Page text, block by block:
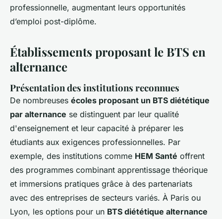
professionnelle, augmentant leurs opportunités
d’emploi post-diplôme.
Établissements proposant le BTS en
alternance
Présentation des institutions reconnues
De nombreuses écoles proposant un BTS diététique
par alternance se distinguent par leur qualité
d'enseignement et leur capacité à préparer les
étudiants aux exigences professionnelles. Par
exemple, des institutions comme HEM Santé offrent
des programmes combinant apprentissage théorique
et immersions pratiques grâce à des partenariats
avec des entreprises de secteurs variés. À Paris ou
Lyon, les options pour un BTS diététique alternance